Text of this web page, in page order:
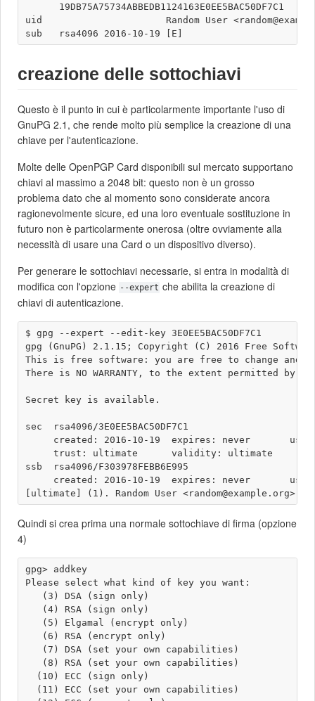
      19DB75A75734ABBEDB1124163E0EE5BAC50DF7C1
uid                      Random User
creazione delle sottochiavi
Questo è il punto in cui è particolarmente importante l'uso di
GnuPG 2.1, che rende molto più semplice la creazione di una
chiave per l'autenticazione.
Molte delle OpenPGP Card disponibili sul mercato supportano
chiavi al massimo a 2048 bit: questo non è un grosso
problema dato che al momento sono considerate ancora
ragionevolmente sicure, ed una loro eventuale sostituzione in
futuro non è particolarmente onerosa (oltre ovviamente alla
necessità di usare una Card o un dispositivo diverso).
Per generare le sottochiavi necessarie, si entra in modalità di
modifica con l'opzione --expert che abilita la creazione di
chiavi di autenticazione.
$ gpg --expert --edit-key 3E0EE5BAC50DF7C1
gpg (GnuPG) 2.1.15; Copyright (C) 2016 Free
This is free software: you are free to change
There is NO WARRANTY, to the extent permitted by
Secret key is available.
sec  rsa4096/3E0EE5BAC50DF7C1
created: 2016-10-19  expires: never
     trust: ultimate      validity: ultimate
ssb  rsa4096/F303978FEBB6E995
created: 2016-10-19  expires: never
Quindi si crea prima una normale sottochiave di firma (opzione
4)
gpg> addkey
Please select what kind of key you want:
   (3) DSA (sign only)
   (4) RSA (sign only)
   (5) Elgamal (encrypt only)
   (6) RSA (encrypt only)
   (7) DSA (set your own capabilities)
   (8) RSA (set your own capabilities)
  (10) ECC (sign only)
  (11) ECC (set your own capabilities)